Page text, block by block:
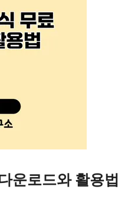
운로드와 활용법